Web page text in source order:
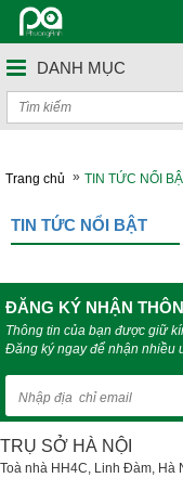
DANH MỤC
Trang chủ » TIN TỨC NỔI
TIN TỨC NỔI BẬT
ĐĂNG KÝ NHẬN
Thông tin của bạn được giữ
Đăng ký ngay để nhận nhiều
TRỤ SỞ HÀ NỘI
Toà nhà HH4C, Linh Đàm, Hà